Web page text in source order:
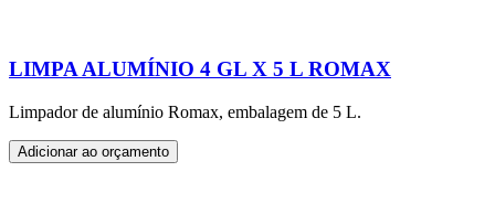
LIMPA ALUMÍNIO 4 GL X 5 L ROMAX
Limpador de alumínio Romax, embalagem de 5 L.
Adicionar ao orçamento